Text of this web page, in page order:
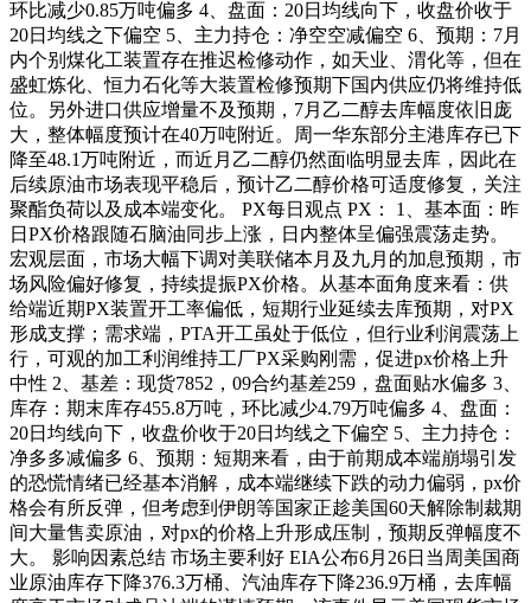
环比减少0.85万吨偏多 4、盘面：20日均线向下，收盘价收于
20日均线之下偏空 5、主力持仓：净空空减偏空 6、预期：7月
内个别煤化工装置存在推迟检修动作，如天业、渭化等，但在
盛虹炼化、恒力石化等大装置检修预期下国内供应仍将维持低
位。另外进口供应增量不及预期，7月乙二醇去库幅度依旧庞
大，整体幅度预计在40万吨附近。周一华东部分主港库存已下
降至48.1万吨附近，而近月乙二醇仍然面临明显去库，因此在
后续原油市场表现平稳后，预计乙二醇价格可适度修复，关注
聚酯负荷以及成本端变化。 PX每日观点 PX： 1、基本面：昨
日PX价格跟随石脑油同步上涨，日内整体呈偏强震荡走势。
宏观层面，市场大幅下调对美联储本月及九月的加息预期，市
场风险偏好修复，持续提振PX价格。从基本面角度来看：供
给端近期PX装置开工率偏低，短期行业延续去库预期，对PX
形成支撑；需求端，PTA开工虽处于低位，但行业利润震荡上
行，可观的加工利润维持工厂PX采购刚需，促进px价格上升
中性 2、基差：现货7852，09合约基差259，盘面贴水偏多 3、
库存：期末库存455.8万吨，环比减少4.79万吨偏多 4、盘面：
20日均线向下，收盘价收于20日均线之下偏空 5、主力持仓：
净多多减偏多 6、预期：短期来看，由于前期成本端崩塌引发
的恐慌情绪已经基本消解，成本端继续下跌的动力偏弱，px价
格会有所反弹，但考虑到伊朗等国家正趁美国60天解除制裁期
间大量售卖原油，对px的价格上升形成压制，预期反弹幅度不
大。 影响因素总结 市场主要利好 EIA公布6月26日当周美国商
业原油库存下降376.3万桶、汽油库存下降236.9万桶，去库幅